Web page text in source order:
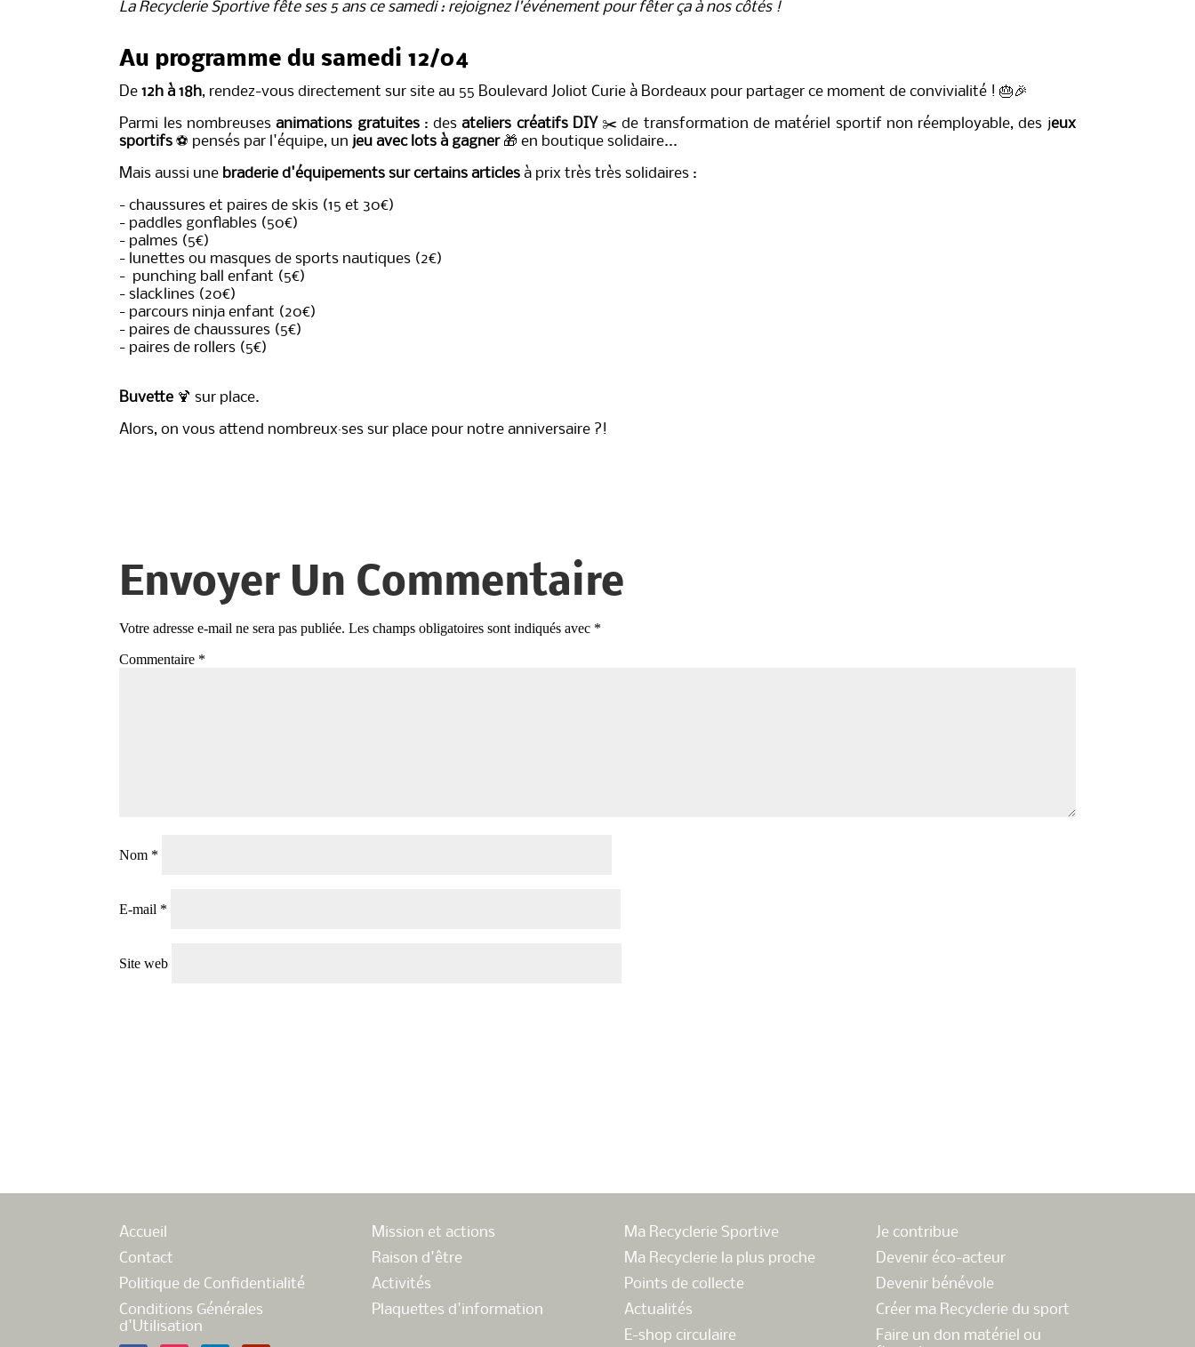
La Recyclerie Sportive fête ses 5 ans ce samedi : rejoignez l'événement pour fêter ça à nos côtés !
Au programme du samedi 12/04
De12h à 18h, rendez-vous directement sur site au 55 Boulevard Joliot Curie à Bordeaux pour partager ce moment de convivialité !🎂🎉
Parmi les nombreusesanimations gratuites: desateliers créatifs DIY ✂️de transformation de matériel sportif non réemployable, des jeux
sportifs ⚽ pensés par l'équipe, un jeu avec lots à gagner 🎁en boutique solidaire...
Mais aussi une braderie d'équipements sur certains articlesà prix très très solidaires :
- chaussures et paires de skis (15 et 30€)
- paddles gonflables (50€)
- palmes (5€)
- lunettes ou masques de sports nautiques (2€)
- punching ball enfant (5€)
- slacklines (20€)
- parcours ninja enfant (20€)
- paires de chaussures (5€)
- paires de rollers (5€)
Buvette 🍹sur place.
Alors, on vous attend nombreux·ses sur place pour notre anniversaire ?!
Envoyer Un Commentaire
Votre adresse e-mail ne sera pas publiée. Les champs obligatoires sont indiqués avec *
Commentaire *
Nom *
E-mail *
Site web
Accueil
Contact
Politique de Confidentialité
Conditions Générales
d'Utilisation
Mission et actions
Raison d'être
Activités
Plaquettes d'information
Ma Recyclerie Sportive
Ma Recyclerie la plus proche
Points de collecte
Actualités
E-shop circulaire
Je contribue
Devenir éco-acteur
Devenir bénévole
Créer ma Recyclerie du sport
Faire un don matériel ou